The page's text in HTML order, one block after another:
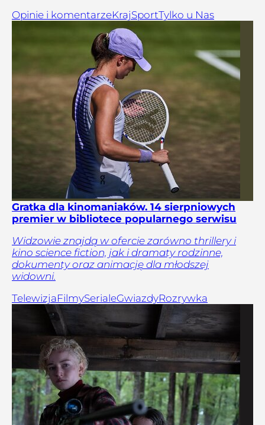
Opinie i komentarzeKrajSportTylko u Nas
Gratka dla kinomaniaków. 14 sierpniowych
premier w bibliotece popularnego serwisu
Widzowie znajdą w ofercie zarówno thrillery i
kino science fiction, jak i dramaty rodzinne,
dokumenty oraz animację dla młodszej
widowni.
TelewizjaFilmySerialeGwiazdyRozrywka